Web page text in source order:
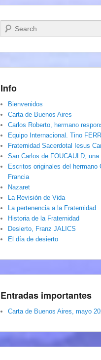
Buscar
Info
Bienvenidos
Carta de Buenos Aires
Carlos Roberto, hermano
Equipo Internacional. Tino
Fraternidad Sacerdotal Iesus
San Carlos de FOUCAULD,
Escritos originales del hermano
Francia
Nazaret
La Revisión de Vida
La pertenencia a la Fraternidad
Historia de la Fraternidad
Desierto, Franz JALICS
El día de desierto
Entradas importantes
Carta de Buenos Aires, mayo